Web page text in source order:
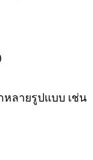
หลายรูปแบบ เช่น